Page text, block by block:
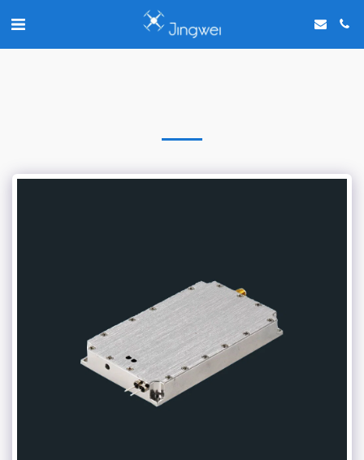
Chat with us on WhatsApp